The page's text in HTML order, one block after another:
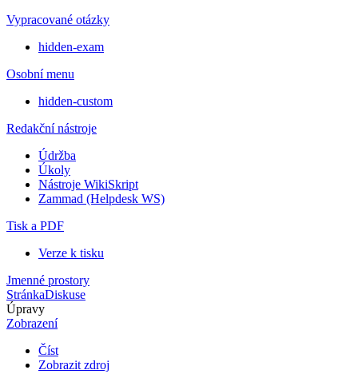
Vypracované otázky
hidden-exam
Osobní menu
hidden-custom
Redakční nástroje
Údržba
Úkoly
Nástroje WikiSkript
Zammad (Helpdesk WS)
Tisk a PDF
Verze k tisku
Jmenné prostory
StránkaDiskuse
Úpravy
Zobrazení
Číst
Zobrazit zdroj